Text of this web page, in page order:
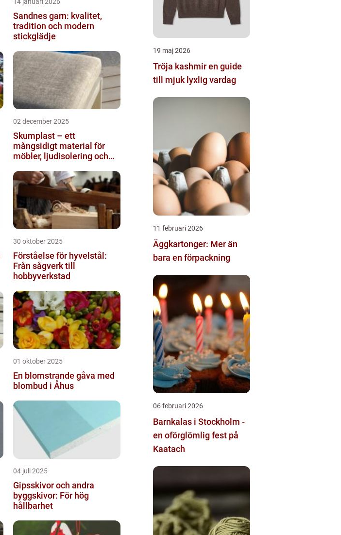
Sandnes garn: kvalitet,
tradition och modern
stickglädje
02 december 2025
Skumplast – ett
mångsidigt material för
möbler, ljudisolering och
30 oktober 2025
Förståelse för hyvelstål:
Från sågverk till
hobbyverkstad
01 oktober 2025
En blomstrande gåva med
blombud i Åhus
04 juli 2025
Gipsskivor och andra
byggskivor: För hög
hållbarhet
19 maj 2026
Tröja kashmir en guide
till mjuk lyxlig vardag
11 februari 2026
Äggkartonger: Mer än
bara en förpackning
06 februari 2026
Barnkalas i Stockholm -
en oförglömlig fest på
Kaatach